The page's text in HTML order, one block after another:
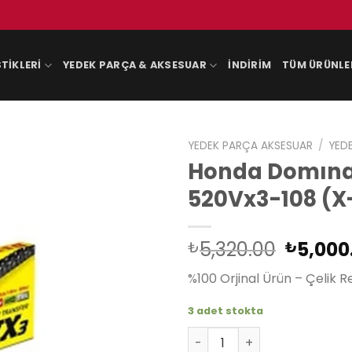
YEDEK PARÇA & AKSESUAR İNDIRIM TÜM
YEDEK PARÇA AKSESUAR /
Honda
520Vx3-108
₺5,320.00
fiyat:
₺
%100 Orjinal Ürün – Çelik
3 adet stokta
Honda Domınator 90-91